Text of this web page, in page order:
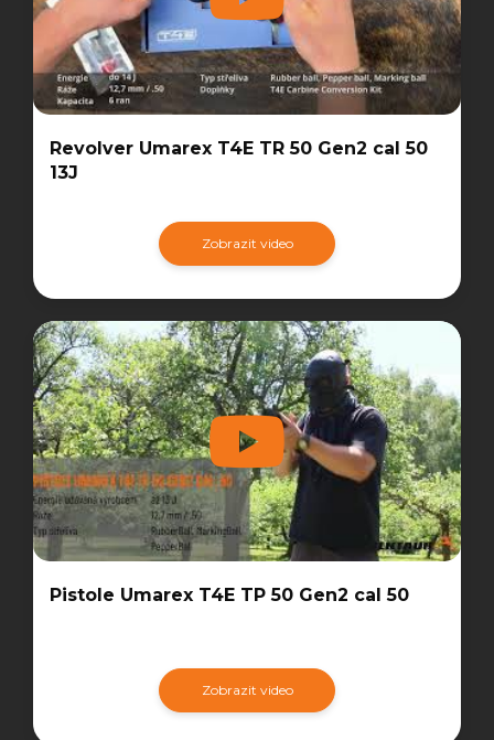
Revolver Umarex T4E TR 50 Gen2 cal 50
13J
Zobrazit video
Pistole Umarex T4E TP 50 Gen2 cal 50
Zobrazit video